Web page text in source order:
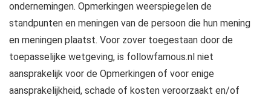
ondernemingen. Opmerkingen weerspiegelen de
standpunten en meningen van de persoon die hun mening
en meningen plaatst. Voor zover toegestaan ​​door de
toepasselijke wetgeving, is followfamous.nl niet
aansprakelijk voor de Opmerkingen of voor enige
aansprakelijkheid, schade of kosten veroorzaakt en/of